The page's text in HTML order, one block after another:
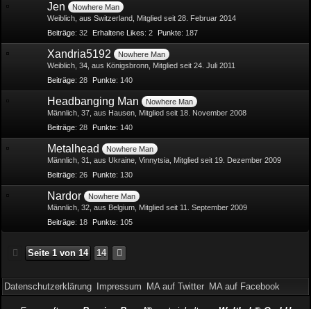
Jen
Nowhere Man
Weiblich aus Switzerland Mitglied seit 28. Februar 2014
Beiträge 32 Erhaltene Likes 2 Punkte 187
Xandria5192
Nowhere Man
Weiblich 34 aus Königsbronn Mitglied seit 24. Juli 2011
Beiträge 28 Punkte 140
Headbanging Man
Nowhere Man
Männlich 37 aus Hausen Mitglied seit 18. November 2008
Beiträge 28 Punkte 140
Metalhead
Nowhere Man
Männlich 31 aus Ukraine, Vinnytsia Mitglied seit 19. Dezember 2009
Beiträge 26 Punkte 130
Nardor
Nowhere Man
Männlich 32 aus Belgium Mitglied seit 11. September 2009
Beiträge 18 Punkte 105
Seite 1 von 14 14
Datenschutzerklärung Impressum MA auf Twitter MA auf Facebook